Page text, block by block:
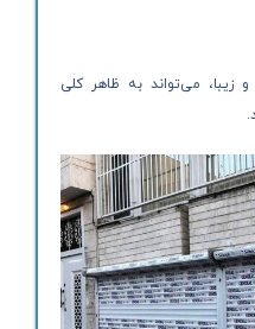
زیبا، می‌تواند به ظاهر کلی